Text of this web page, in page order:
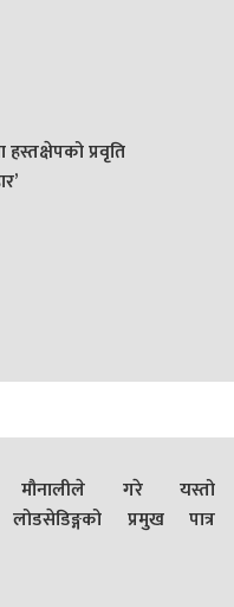
प्रवृति
मौनालीले गरे यस्तो
प्रमुख पात्र